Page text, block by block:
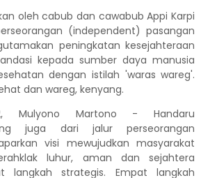
oleh cabub dan cawabub Appi Karpi
(independent) pasangan
peningkatan kesejahteraan
kepada sumber daya manusia
dengan istilah 'waras wareg'.
dan wareg, kenyang.
Mulyono Martono - Handaru
juga dari jalur perseorangan
visi mewujudkan masyarakat
luhur, aman dan sejahtera
langkah strategis. Empat langkah